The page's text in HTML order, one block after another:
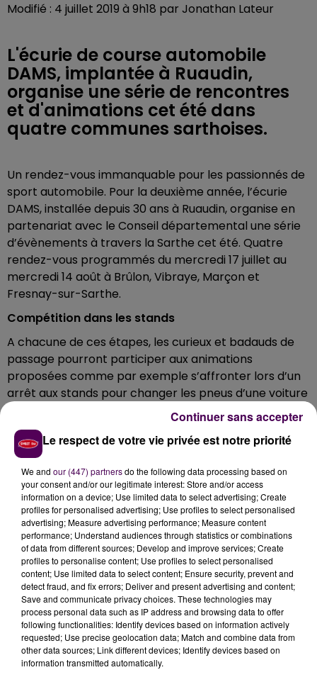
Modifié : 4 juillet 2019 à 9h18 par Jonathan Lateur
L'écurie de course automobile
DAMS, implantée à Ruaudin,
organise une série de rencontres
et d'animations cet été dans
quatre communes sarthoises.
Un rendez-vous immanquable pour les passionnés de
sport automobile. Pour la deuxième année, l’écurie
DAMS, installée depuis 30 ans à Ruaudin, organise en
partenariat avec le Conseil départemental une série
d’évènements à travers la Sarthe cet été. Quatre
rendez-vous programmés du mercredi 17 juillet au
mercredi 14 août à Brûlon, Vibraye, Marçon et
Fresnay-sur-Sarthe.
Compétition dans les stands
A chacune de ces étapes, les curieux et badauds de
passage pourront participer aux animations
proposées comme par exemple s’affronter lors d’un
arrêt aux stands pour changer les pneus d’une voiture
le plus vite possible. Ils pourront également tenter de
répondre à des quizz pour repartir avec des cadeaux
souvenirs ou bien encore se prendre en photo à la
borne à selfies.
Les dates à retenir :
- Mercredi 17 juillet à Brûlon - base de loisirs Fred-
Chouvier
- Jeudi 18 juillet à Vibraye - salle des fêtes
- Mardi 13 août à Marçon - lac de Varennes
- Jeudi 14 août à Fresnay-sur-Sarthe - place de la
République
Le respect de votre vie privée est notre priorité
We and our (447) partnersdo the following data processing based on
your consent and/or our legitimate interest: Store and/or access
information on a device; Use limited data to select advertising; Create
profiles for personalised advertising; Use profiles to select personalised
advertising; Measure advertising performance; Measure content
performance; Understand audiences through statistics or combinations
of data from different sources; Develop and improve services; Create
profiles to personalise content; Use profiles to select personalised
content; Use limited data to select content; Ensure security, prevent and
detect fraud, and fix errors; Deliver and present advertising and content;
Save and communicate privacy choices. These technologies may
process personal data such as IP address and browsing data to offer
following functionalities: Identify devices based on information actively
requested; Use precise geolocation data; Match and combine data from
other data sources; Link different devices; Identify devices based on
information transmitted automatically.
Continuer sans accepter